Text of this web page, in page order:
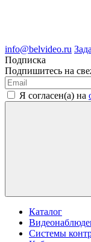
info@belvideo.ru
Подписка
Подпишитесь на
Я согласен(а) на
Каталог
Системы